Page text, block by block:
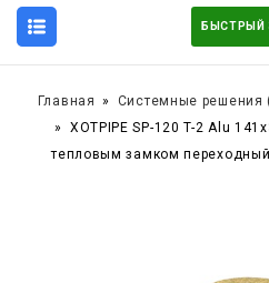
БЫСТРЫЙ
Главная
Системные решения
XOTPIPE SP-120 T-2 Alu
тепловым замком